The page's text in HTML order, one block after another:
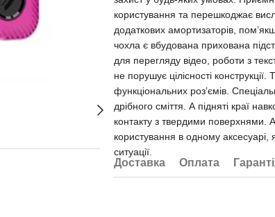
користування та перешкоджає
додаткових амортизаторів,
чохла є вбудована прихована
для перегляду відео, роботи з
не порушує цілісності
функціональних роз’ємів.
дрібного сміття. А підняті краї
контакту з твердими поверхнями.
користування в одному
ситуації.
Доставка Оплата